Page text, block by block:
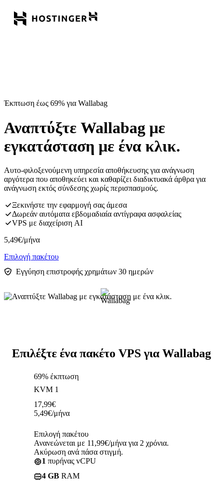
Έκπτωση έως 69% για Wallabag
Αναπτύξτε Wallabag με
εγκατάσταση με ένα κλικ.
Αυτο-φιλοξενούμενη υπηρεσία αποθήκευσης για ανάγνωση
αργότερα που αποθηκεύει και καθαρίζει διαδικτυακά άρθρα για
ανάγνωση εκτός σύνδεσης χωρίς περισπασμούς.
Ξεκινήστε την εφαρμογή σας άμεσα
Δωρεάν αυτόματα εβδομαδιαία αντίγραφα ασφαλείας
VPS με διαχείριση AI
5,49€/μήνα
Επιλογή πακέτου
Εγγύηση επιστροφής χρημάτων 30 ημερών
Επιλέξτε ένα πακέτο VPS για Wallabag
69% έκπτωση
KVM 1
17,99€
5,49€/μήνα
Επιλογή πακέτου
Ανανεώνεται με 11,99€/μήνα για 2 χρόνια.
Ακύρωση ανά πάσα στιγμή.
1 πυρήνας vCPU
4 GB RAM